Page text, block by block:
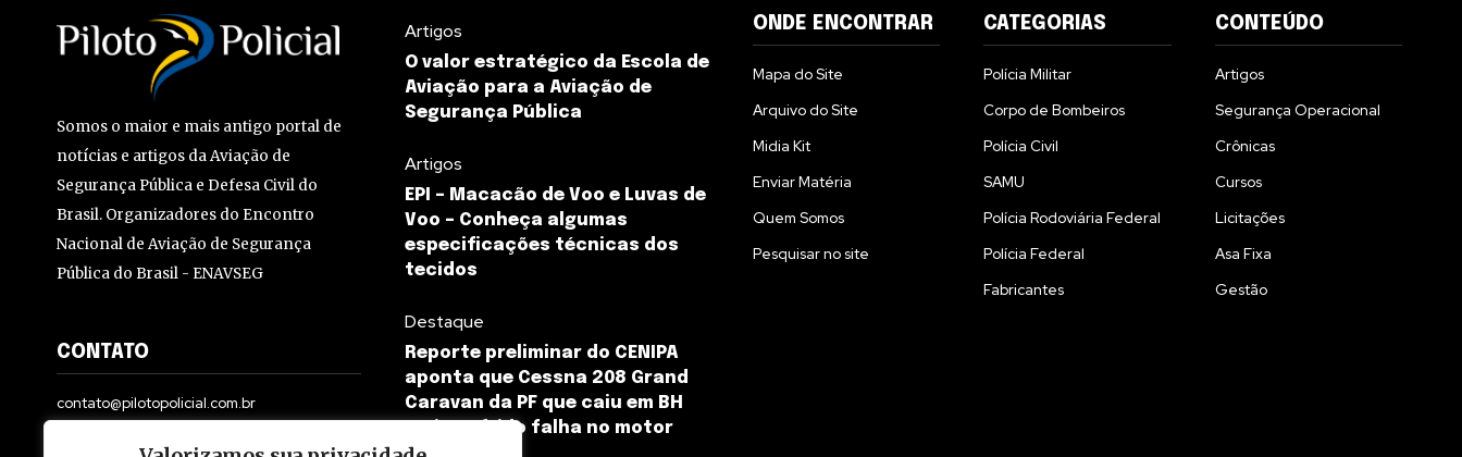
Somos o maior e mais antigo portal de
notícias e artigos da Aviação de
Segurança Pública e Defesa Civil do
Brasil. Organizadores do Encontro
Nacional de Aviação de Segurança
Pública do Brasil - ENAVSEG
CONTATO
contato@pilotopolicial.com.br
Artigos
O valor estratégico da Escola de
Aviação para a Aviação de
Segurança Pública
Artigos
EPI – Macacão de Voo e Luvas de
Voo – Conheça algumas
especificações técnicas dos
tecidos
Destaque
Reporte preliminar do CENIPA
aponta que Cessna 208 Grand
Caravan da PF que caiu em BH
teria sofrido falha no motor
ONDE ENCONTRAR
Mapa do Site
Arquivo do Site
Midia Kit
Enviar Matéria
Quem Somos
Pesquisar no site
CATEGORIAS
Polícia Militar
Corpo de Bombeiros
Polícia Civil
SAMU
Polícia Rodoviária Federal
Polícia Federal
Fabricantes
CONTEÚDO
Artigos
Segurança Operacional
Crônicas
Cursos
Licitações
Asa Fixa
Gestão